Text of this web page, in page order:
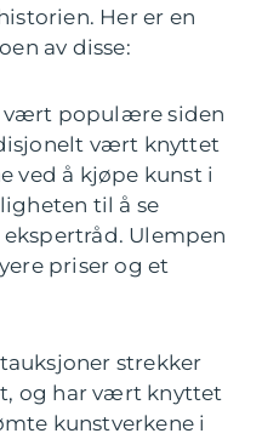
Her er en
av disse:
vært populære siden
vært knyttet
ved å kjøpe kunst i
til å se
Ulempen
priser og et
strekker
og har vært knyttet
kunstverkene i